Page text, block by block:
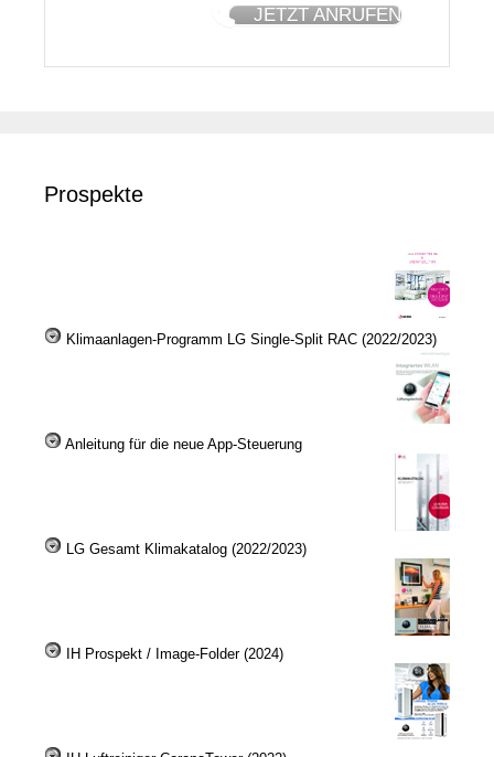
JETZT ANRUFEN
Prospekte
Klimaanlagen-Programm LG Single-Split RAC (2022/2023)
Anleitung für die neue App-Steuerung
LG Gesamt Klimakatalog (2022/2023)
IH Prospekt / Image-Folder (2024)